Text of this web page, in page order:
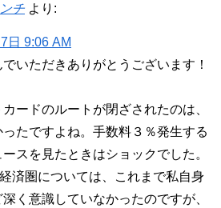
チ より:
日 9:06 AM
いただきありがとうございます！
ードのルートが閉ざされたのは、
たですよね。手数料３％発生する
スを見たときはショックでした。
済圏については、これまで私自身
く意識していなかったのですが、